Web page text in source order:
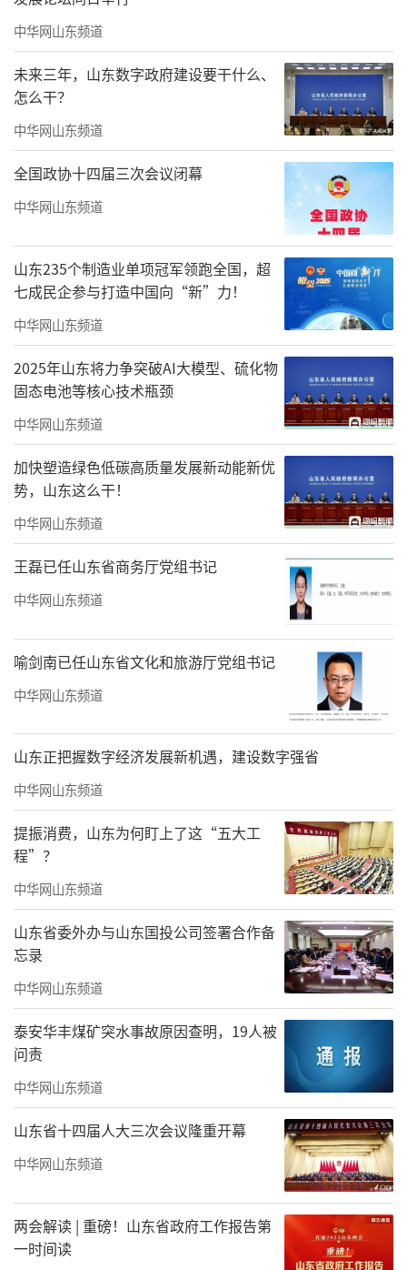
济南市郊，黄河奔流直下，济郑高铁长清
黄河特大桥横跨两岸，一列列“复兴号”列车
从桥上飞驰而过。2023年12月，山东、河南两
个人口大省、经济大省实现高铁直连后，由济
南经郑州至西安、兰州、西宁的“一字型”东
西向大通道就此打通。
“济郑高铁开通后，沿黄省份前来洽谈的
客户明显增多。”山东力得汽车科技股份有限
公司董事长李路峰说，过几天，他还要坐高铁
去郑州、西安等地拜访客户。
2024年4月24日，在济宁港航梁山港，船舶行驶在航道上（无人机
照片）。新华社记者 郭绪雷 摄
距离向西开行的济郑高铁百公里外，长江
以北最大的内河港口梁山港一派繁忙，货物在
此乘船南下，最远可达重庆万州、四川宜宾等
地。
山东大学黄河国家战略研究院执行院长余
东华说，山东地处黄河入海之滨，北临京津
冀、南连长三角，区位优势使其成为连接多个
区域协同发展的桥梁纽带。
记者从山东省交通运输厅了解到，近年
来，通过加快建设世界级港口群、发挥上合示
范区平台优势、推进内河航运高质量发展、织
密中欧班列线路等方式，山东加速构建沿黄陆
海大通道，持续推动形成陆海统筹、内外联
动、东西互济的对外开放新格局。
基础设施加速互联互通，正引领黄河流域
省份实现更大范围、更广领域的合作和开放。
据济南海关统计，去年黄河流域9省区进出口值
“以港口服务运输为例，2023年，河南地
区80%集装箱进出口业务在山东港口完
中华网山东频道
未来三年，山东数字政府建设要干什么、
怎么干？
中华网山东频道
全国政协十四届三次会议闭幕
中华网山东频道
山东235个制造业单项冠军领跑全国，超
七成民企参与打造中国向“新”力！
中华网山东频道
2025年山东将力争突破AI大模型、硫化物
固态电池等核心技术瓶颈
中华网山东频道
加快塑造绿色低碳高质量发展新动能新优
势，山东这么干！
中华网山东频道
王磊已任山东省商务厅党组书记
中华网山东频道
喻剑南已任山东省文化和旅游厅党组书记
中华网山东频道
山东正把握数字经济发展新机遇，建设数字强省
中华网山东频道
提振消费，山东为何盯上了这“五大工
程”？
中华网山东频道
山东省委外办与山东国投公司签署合作备
忘录
中华网山东频道
泰安华丰煤矿突水事故原因查明，19人被
问责
中华网山东频道
山东省十四届人大三次会议隆重开幕
中华网山东频道
两会解读 | 重磅！山东省政府工作报告第
一时间读